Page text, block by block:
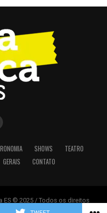
SHOWS
TEATRO
GERAIS CONTATO
ES © 2025 / Todos os direitos
Nexfera Digital